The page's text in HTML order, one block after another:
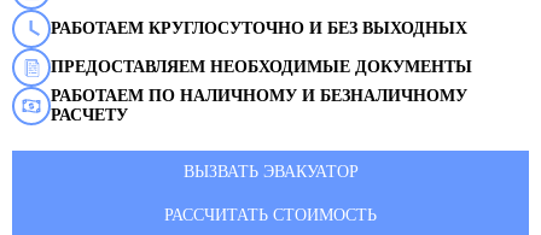
РАБОТАЕМ КРУГЛОСУТОЧНО И БЕЗ ВЫХОДНЫХ
ПРЕДОСТАВЛЯЕМ НЕОБХОДИМЫЕ ДОКУМЕНТЫ
РАБОТАЕМ ПО НАЛИЧНОМУ И БЕЗНАЛИЧНОМУ
РАСЧЕТУ
ВЫЗВАТЬ ЭВАКУАТОР
РАССЧИТАТЬ СТОИМОСТЬ